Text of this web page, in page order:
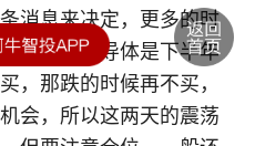
消息来决定，更多的时
思路。半导体是下半年
，那跌的时候再不买，
会，所以这两天的震荡